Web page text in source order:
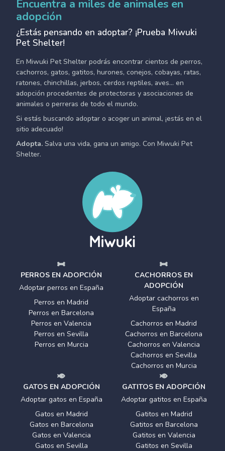
Encuentra a miles de animales en
adopción
¿Estás pensando en adoptar? ¡Prueba Miwuki
Pet Shelter!
En Miwuki Pet Shelter podrás encontrar cientos de perros,
cachorros, gatos, gatitos, hurones, conejos, cobayas, ratas,
ratones, chinchillas, jerbos, cerdos reptiles, aves... en
adopción procedentes de protectoras y asociaciones de
animales o perreras de todo el mundo.
Si estás buscando adoptar o acoger un animal, ¡estás en el
sitio adecuado!
Adopta. Salva una vida, gana un amigo. Con Miwuki Pet
Shelter.
PERROS EN ADOPCIÓN
Adoptar perros en España
Perros en Madrid
Perros en Barcelona
Perros en Valencia
Perros en Sevilla
Perros en Murcia
CACHORROS EN
ADOPCIÓN
Adoptar cachorros en
España
Cachorros en Madrid
Cachorros en Barcelona
Cachorros en Valencia
Cachorros en Sevilla
Cachorros en Murcia
GATOS EN ADOPCIÓN
Adoptar gatos en España
Gatos en Madrid
Gatos en Barcelona
Gatos en Valencia
Gatos en Sevilla
GATITOS EN ADOPCIÓN
Adoptar gatitos en España
Gatitos en Madrid
Gatitos en Barcelona
Gatitos en Valencia
Gatitos en Sevilla